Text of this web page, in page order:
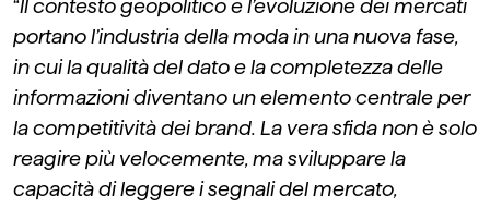
“Il contesto geopolitico e l’evoluzione dei mercati
portano l’industria della moda in una nuova fase,
in cui la qualità del dato e la completezza delle
informazioni diventano un elemento centrale per
la competitività deibrand. La vera sfida non è solo
reagire più velocemente, ma sviluppare la
capacità di leggere i segnali del mercato,